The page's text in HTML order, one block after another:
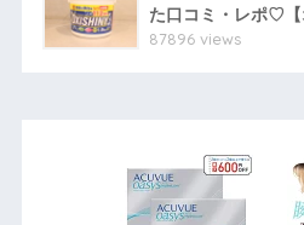
た口コミ・レポ♡
87896 views